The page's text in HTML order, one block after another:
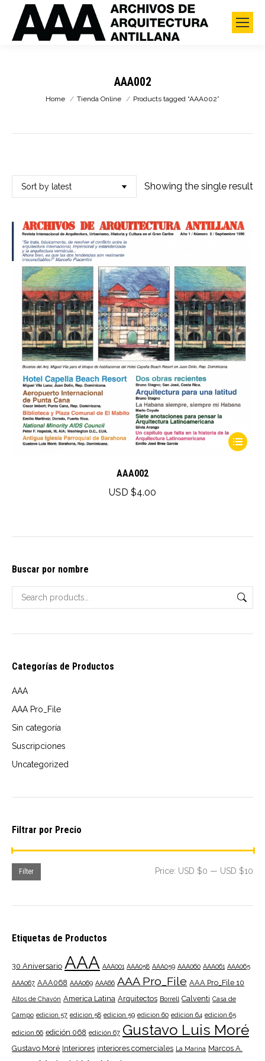
AAA002
You are here:
Home Tienda Online Products tagged “AAA002”
Showing the single result
This
options
chosen
on
AAA002
USD $4.00
Buscar por nombre
Categorías de Productos
AAA
AAA Pro_File
Sin categoría
Suscripciones
Uncategorized
Filtrar por Precio
Filter Price: USD $0 — USD $10
Etiquetas de Productos
30 Aniversario AAA AAA001 AAA058 AAA059 AAA060 AAA061 AAA065
AAA067 AAA068 AAA069 AAA66 AAA Pro_File AAA Pro_File 10
Altos de Chavón America Latina Arquitectos Borrell Calventi Casa de
Campo edicion 57 edicion 58 edicion 59 edicion 60 edicion 64 edicion 65
edicion 66 edición 068 edición 67 Gustavo Luis Moré
Gustavo Moré Interiores interiores comerciales La Marina Marcos A.